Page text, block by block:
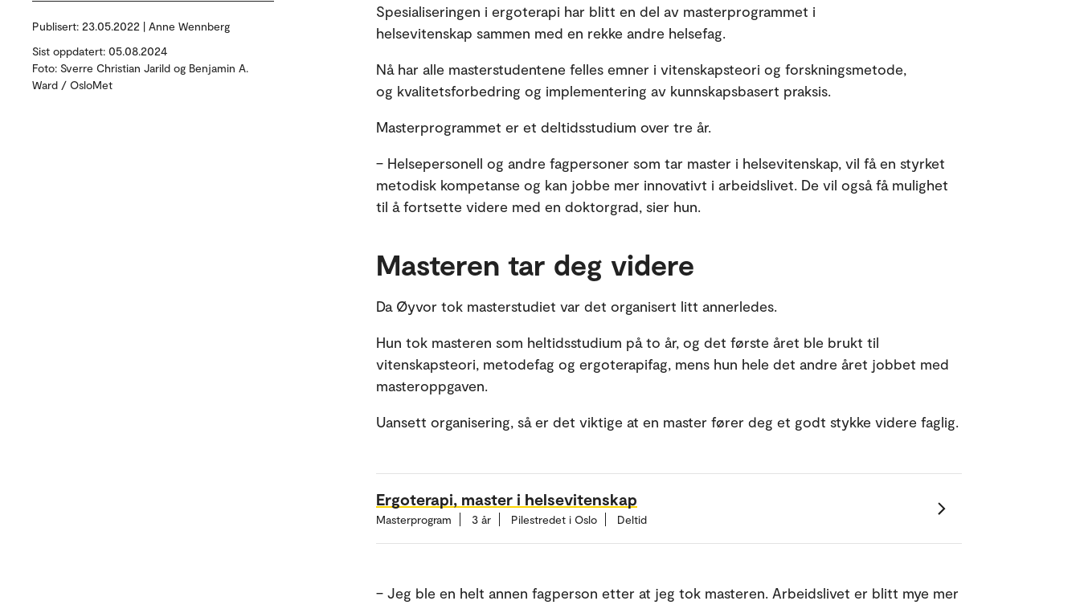
Publisert: 23.05.2022 | Anne Wennberg
Sist oppdatert: 05.08.2024
Foto: Sverre Christian Jarild og Benjamin A.
Ward / OsloMet
Spesialiseringen i ergoterapi har blitt en del av masterprogrammet i
helsevitenskap sammen med en rekke andre helsefag.
Nå har alle masterstudentene felles emner i vitenskapsteori og forskningsmetode,
og kvalitetsforbedring og implementering av kunnskapsbasert praksis.
Masterprogrammet er et deltidsstudium over tre år.
– Helsepersonell og andre fagpersoner som tar master i helsevitenskap, vil få en styrket
metodisk kompetanse og kan jobbe mer innovativt i arbeidslivet. De vil også få mulighet
til å fortsette videre med en doktorgrad, sier hun.
Masteren tar deg videre
Da Øyvor tok masterstudiet var det organisert litt annerledes.
Hun tok masteren som heltidsstudium på to år, og det første året ble brukt til
vitenskapsteori, metodefag og ergoterapifag, mens hun hele det andre året jobbet med
masteroppgaven.
Uansett organisering, så er det viktige at en master fører deg et godt stykke videre faglig.
Ergoterapi, master i helsevitenskap
Masterprogram 3 år Pilestredet i Oslo Deltid
– Jeg ble en helt annen fagperson etter at jeg tok masteren. Arbeidslivet er blitt mye mer